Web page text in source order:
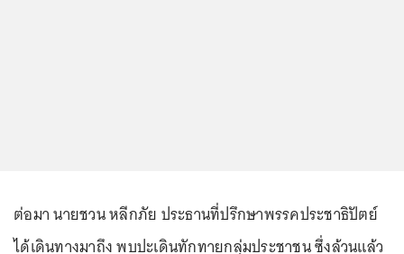
ต่อมา นายชวน หลีกภัย ประธานที่ปรึกษาพรรคประชาธิปัตย์
ได้เดินทางมาถึง พบปะเดินทักทายกลุ่มประชาชน ซึ่งล้วนแล้ว